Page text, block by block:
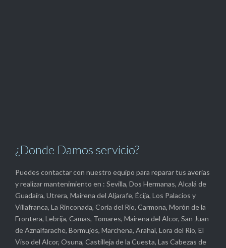
¿Donde Damos servicio?
Puedes contactar con nuestro equipo para reparar tus averías
y realizar mantenimiento en : Sevilla, Dos Hermanas, Alcalá de
Guadaíra, Utrera, Mairena del Aljarafe, Écija, Los Palacios y
Villafranca, La Rinconada, Coria del Río, Carmona, Morón de la
Frontera, Lebrija, Camas, Tomares, Mairena del Alcor, San Juan
de Aznalfarache, Bormujos, Marchena, Arahal, Lora del Río, El
Viso del Alcor, Osuna, Castilleja de la Cuesta, Las Cabezas de